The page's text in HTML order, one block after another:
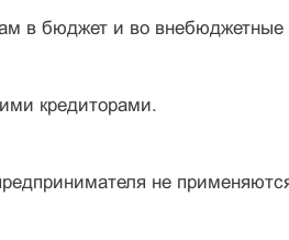
в бюджет и во
кредиторами.
не